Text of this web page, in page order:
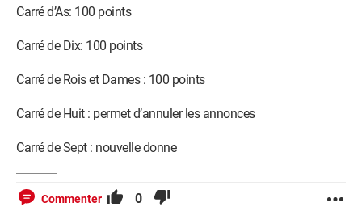
Carré d’As: 100 points
Carré de Dix: 100 points
Carré de Rois et Dames : 100 points
Carré de Huit : permet d’annuler les annonces
Carré de Sept : nouvelle donne
Commenter 0